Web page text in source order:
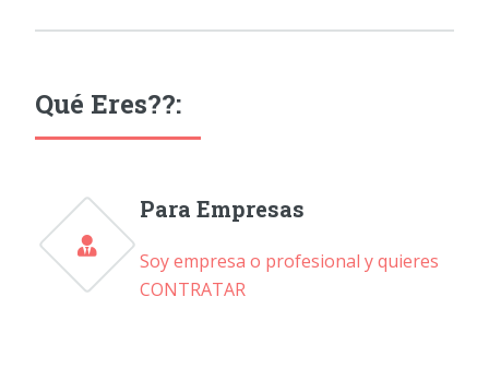
Qué Eres??:
Para Empresas
Soy empresa o profesional y quieres
CONTRATAR